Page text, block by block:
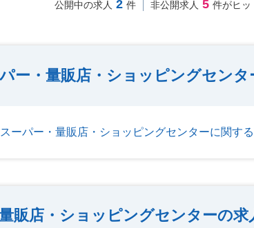
公開中の求人 2 件 非公開求人 5 件がヒッ
ー・量販店・ショッピングセンタ
スーパー・量販店・ショッピングセンターに関す
販店・ショッピングセンターの